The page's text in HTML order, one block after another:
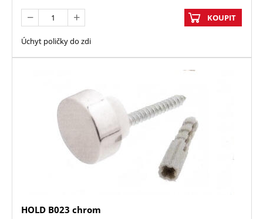
KOUPIT
Úchyt poličky do zdi
HOLD B023 chrom